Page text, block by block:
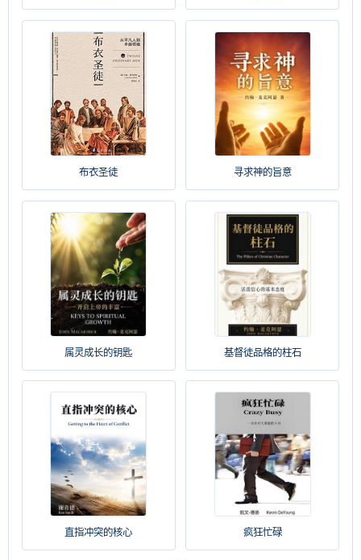
布衣圣徒 寻求神的旨意
属灵成长的钥匙 基督徒品格的柱石
直指冲突的核心 疯狂忙碌